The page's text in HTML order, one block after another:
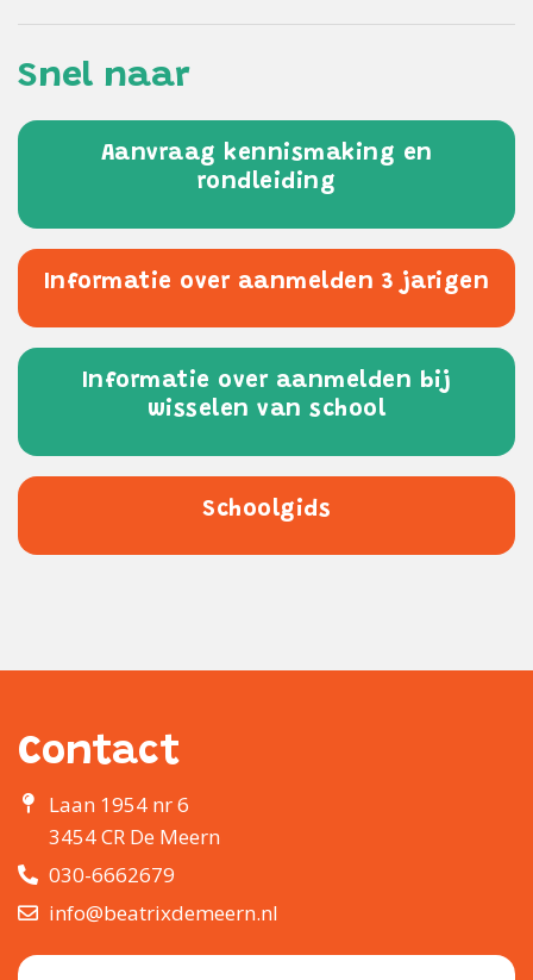
Snel naar
Aanvraag kennismaking en
rondleiding
Informatie over aanmelden 3 jarigen
Informatie over aanmelden bij
wisselen van school
Schoolgids
Contact
Laan 1954 nr 6
3454 CR De Meern
030-6662679
info@beatrixdemeern.nl